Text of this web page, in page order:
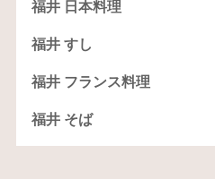
福井 日本料理
福井 すし
福井 フランス料理
福井 そば